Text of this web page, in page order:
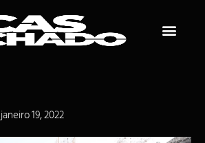
janeiro 19, 2022